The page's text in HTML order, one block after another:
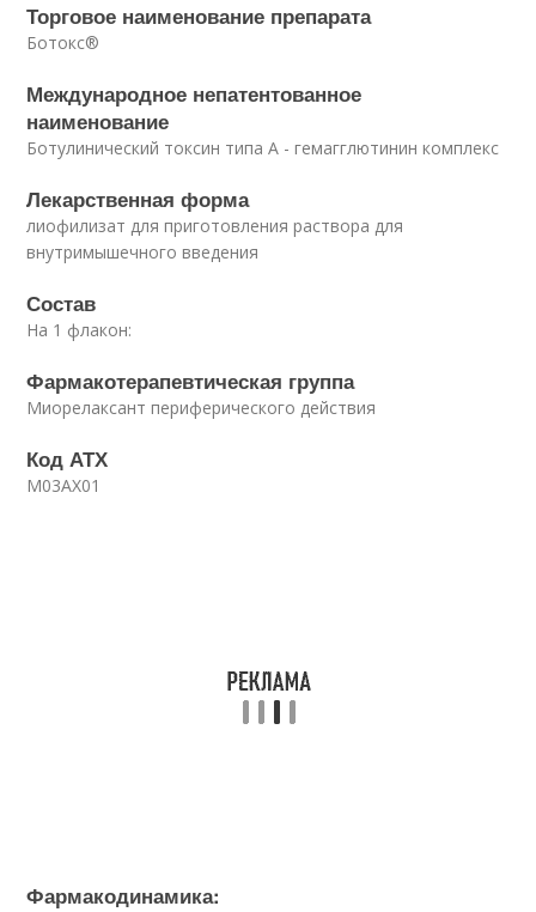
Торговое наименование препарата
Ботокс®
Международное непатентованное
наименование
Ботулинический токсин типа A - гемагглютинин комплекс
Лекарственная форма
лиофилизат для приготовления раствора для
внутримышечного введения
Состав
На 1 флакон:
Фармакотерапевтическая группа
Миорелаксант периферического действия
Код АТХ
M03AX01
Фармакодинамика: